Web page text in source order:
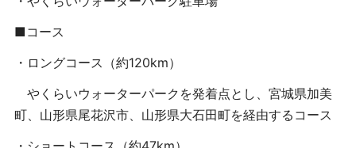
■コース
・ロングコース（約120km）
やくらいウォーターパークを発着点とし、宮城県加美
町、山形県尾花沢市、山形県大石田町を経由するコース